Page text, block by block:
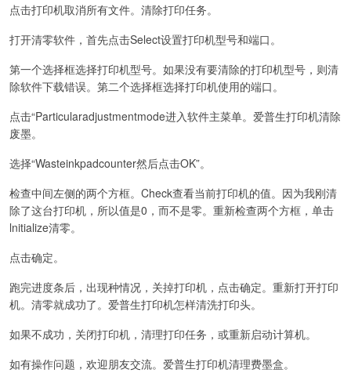
点击打印机取消所有文件。清除打印任务。
打开清零软件，首先点击Select设置打印机型号和端口。
第一个选择框选择打印机型号。如果没有要清除的打印机型号，则清
除软件下载错误。第二个选择框选择打印机使用的端口。
点击“Particularadjustmentmode进入软件主菜单。爱普生打印机清除
废墨。
选择“Wasteinkpadcounter然后点击OK”。
检查中间左侧的两个方框。Check查看当前打印机的值。因为我刚清
除了这台打印机，所以值是0，而不是零。重新检查两个方框，单击
lnitialize清零。
点击确定。
跑完进度条后，出现种情况，关掉打印机，点击确定。重新打开打印
机。清零就成功了。爱普生打印机怎样清洗打印头。
如果不成功，关闭打印机，清理打印任务，或重新启动计算机。
如有操作问题，欢迎朋友交流。爱普生打印机清理费墨盒。